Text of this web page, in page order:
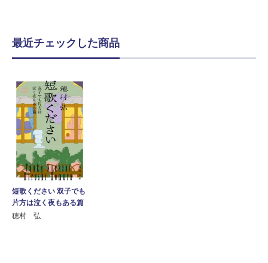
最近チェックした商品
短歌ください 双子でも
片方は泣く夜もある篇
穂村 弘